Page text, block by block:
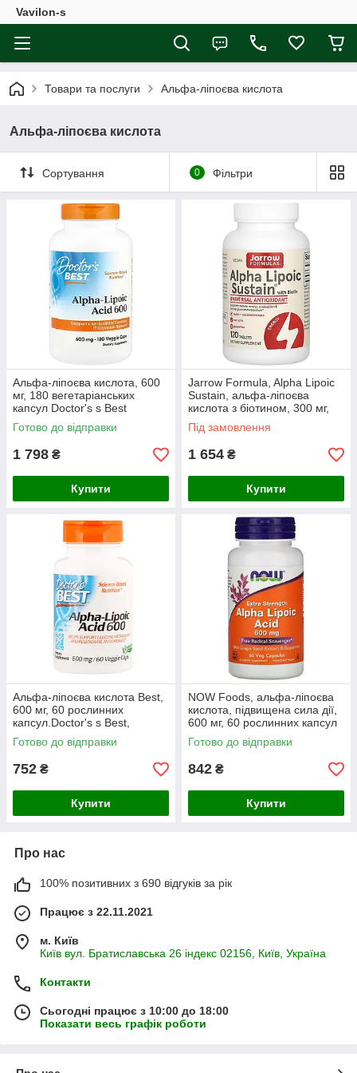
Vavilon-s
Товари та послуги Альфа-ліпоєва кислота
Альфа-ліпоєва кислота
Сортування 0 Фільтри
Альфа-ліпоєва кислота, 600
мг, 180 вегетаріанських
капсул Doctor's s Best
Готово до відправки
1 798 ₴
Купити
Jarrow Formula, Alpha Lipoic
Sustain, альфа-ліпоєва
кислота з біотином, 300 мг,
120 таблеток
Під замовлення
1 654 ₴
Купити
Альфа-ліпоєва кислота Best,
600 мг, 60 рослинних
капсул.Doctor's s Best,
Готово до відправки
752 ₴
Купити
NOW Foods, альфа-ліпоєва
кислота, підвищена сила дії,
600 мг, 60 рослинних капсул
Готово до відправки
842 ₴
Купити
Про нас
100% позитивних з 690 відгуків за рік
Працює з 22.11.2021
м. Київ
Київ вул. Братиславська 26 індекс 02156, Київ, Україна
Контакти
Сьогодні працює з 10:00 до 18:00
Показати весь графік роботи